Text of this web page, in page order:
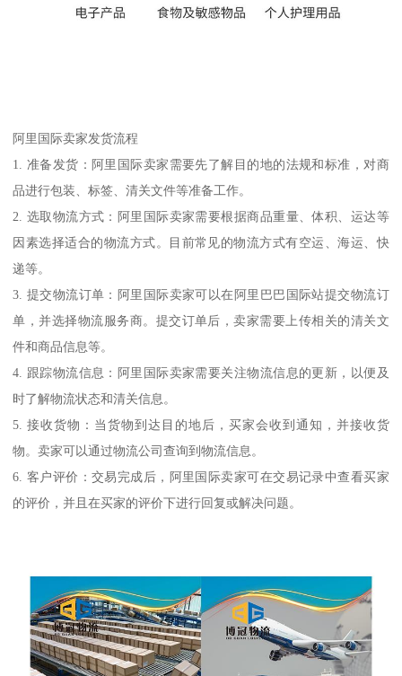
阿里国际卖家发货流程
1. 准备发货：阿里国际卖家需要先了解目的地的法规和标准，对商
品进行包装、标签、清关文件等准备工作。
2. 选取物流方式：阿里国际卖家需要根据商品重量、体积、运达等
因素选择适合的物流方式。目前常见的物流方式有空运、海运、快
递等。
3. 提交物流订单：阿里国际卖家可以在阿里巴巴国际站提交物流订
单，并选择物流服务商。提交订单后，卖家需要上传相关的清关文
件和商品信息等。
4. 跟踪物流信息：阿里国际卖家需要关注物流信息的更新，以便及
时了解物流状态和清关信息。
5. 接收货物：当货物到达目的地后，买家会收到通知，并接收货
物。卖家可以通过物流公司查询到物流信息。
6. 客户评价：交易完成后，阿里国际卖家可在交易记录中查看买家
的评价，并且在买家的评价下进行回复或解决问题。